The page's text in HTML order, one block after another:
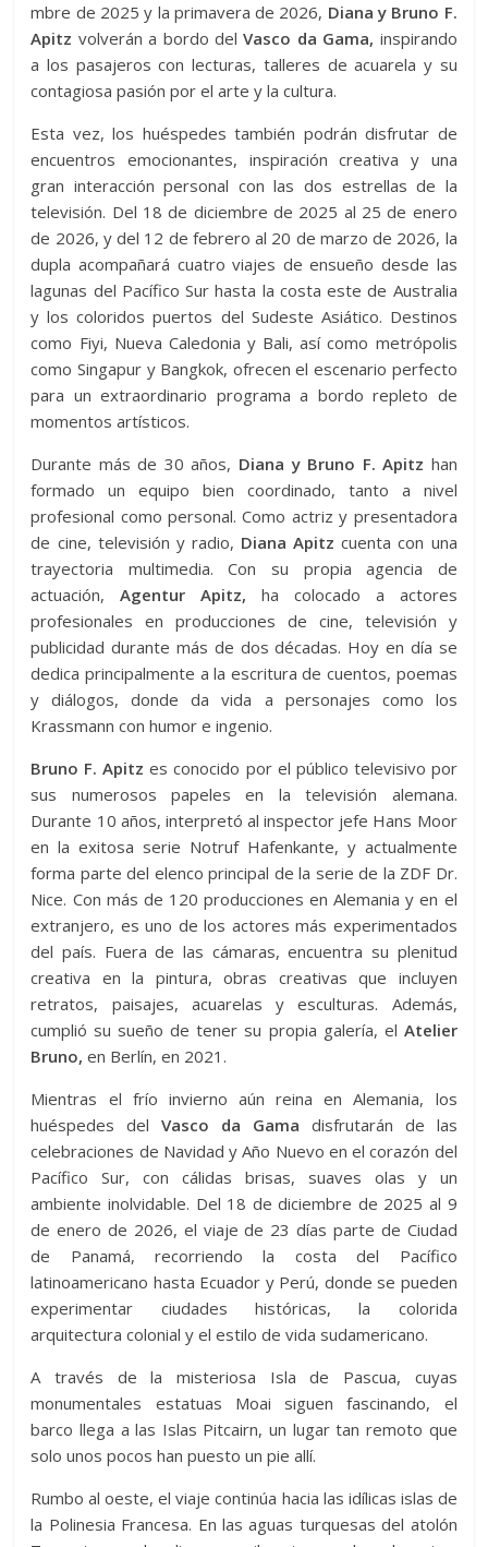
mbre de 2025 y la primavera de 2026, Diana y Bruno F.
Apitz volverán a bordo delVasco da Gama, inspirando
a los pasajeros con lecturas, talleres de acuarela y su
contagiosa pasión por el arte y la cultura.
Esta vez, los huéspedes también podrán disfrutar de
encuentros emocionantes, inspiración creativa y una
gran interacción personal con las dos estrellas de la
televisión. Del 18 de diciembre de 2025 al 25 de enero
de 2026, y del 12 de febrero al 20 de marzo de 2026, la
dupla acompañará cuatro viajes de ensueño desde las
lagunas del Pacífico Sur hasta la costa este de Australia
y los coloridos puertos del Sudeste Asiático. Destinos
como Fiyi, Nueva Caledonia y Bali, así como metrópolis
como Singapur y Bangkok, ofrecen el escenario perfecto
para un extraordinario programa a bordo repleto de
momentos artísticos.
Durante más de 30 años, Diana y Bruno F. Apitz han
formado un equipo bien coordinado, tanto a nivel
profesional como personal. Como actriz y presentadora
de cine, televisión y radio, Diana Apitz cuenta con una
trayectoria multimedia. Con su propia agencia de
actuación,Agentur Apitz, ha colocado a actores
profesionales en producciones de cine, televisión y
publicidad durante más de dos décadas. Hoy en día se
dedica principalmente a la escritura de cuentos, poemas
y diálogos, donde da vida a personajes como los
Krassmann con humor e ingenio.
Bruno F. Apitz es conocido por el público televisivo por
sus numerosos papeles en la televisión alemana.
Durante 10 años, interpretó al inspector jefe Hans Moor
en la exitosa serie Notruf Hafenkante, y actualmente
forma parte del elenco principal de la serie de la ZDF Dr.
Nice. Con más de 120 producciones en Alemania y en el
extranjero, es uno de los actores más experimentados
del país. Fuera de las cámaras, encuentra su plenitud
creativa en la pintura, obras creativas que incluyen
retratos, paisajes, acuarelas y esculturas. Además,
cumplió su sueño de tener su propia galería, el Atelier
Bruno, en Berlín, en 2021.
Mientras el frío invierno aún reina en Alemania, los
huéspedes delVasco da Gama disfrutarán de las
celebraciones de Navidad y Año Nuevo en el corazón del
Pacífico Sur, con cálidas brisas, suaves olas y un
ambiente inolvidable. Del 18 de diciembre de 2025 al 9
de enero de 2026, el viaje de 23 días parte de Ciudad
de Panamá, recorriendo la costa del Pacífico
latinoamericano hasta Ecuador y Perú, donde se pueden
experimentar ciudades históricas, la colorida
arquitectura colonial y el estilo de vida sudamericano.
A través de la misteriosa Isla de Pascua, cuyas
monumentales estatuas Moai siguen fascinando, el
barco llega a las Islas Pitcairn, un lugar tan remoto que
solo unos pocos han puesto un pie allí.
Rumbo al oeste, el viaje continúa hacia las idílicas islas de
la Polinesia Francesa. En las aguas turquesas del atolón